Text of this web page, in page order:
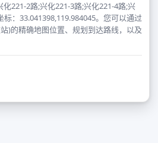
221-2路;兴化221-3路;兴化221-4路;兴
：33.041398,119.984045。您可以通过
)的精确地图位置、规划到达路线，以及